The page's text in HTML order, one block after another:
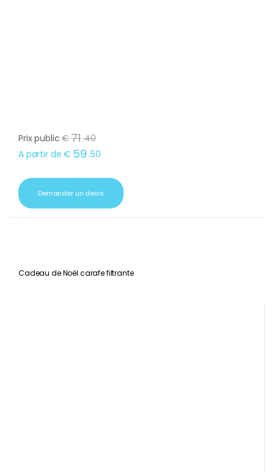
Prix public €71.40
A partir de € 59 .50
Demander un devis
Cadeau de Noël carafe filtrante